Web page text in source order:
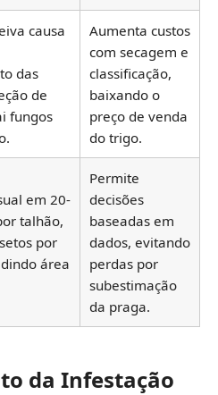
causa
das
de
fungos
Aumenta custos
com secagem e
classificação,
baixando o
preço de venda
do trigo.
em 20-
talhão,
por
área
Permite
decisões
baseadas em
dados, evitando
perdas por
subestimação
da praga.
da Infestação